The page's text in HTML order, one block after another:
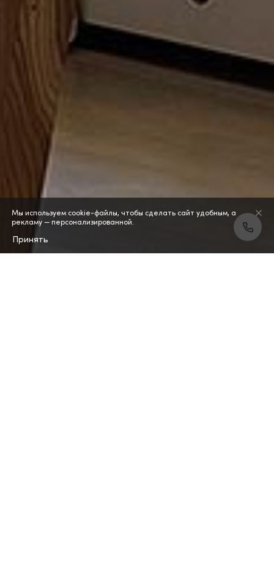
Мы используем cookie-файлы, чтобы сделать сайт удобным, а
рекламу — персонализированной.
Принять